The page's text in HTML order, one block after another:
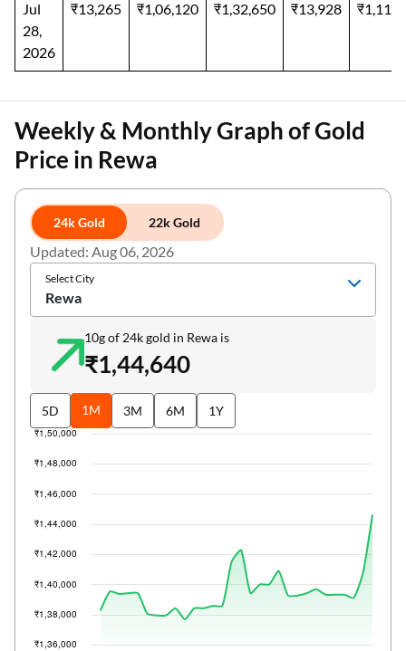
Jul
28,
2026
₹13,265 ₹1,06,120 ₹1,32,650 ₹13,928
Weekly & Monthly Graph of Gold
Price in Rewa
24k Gold 22k Gold
Updated: Aug 06, 2026
Select City
Rewa
10g of 24k gold in Rewa is
₹1,44,640
5D 1M 3M 6M 1Y